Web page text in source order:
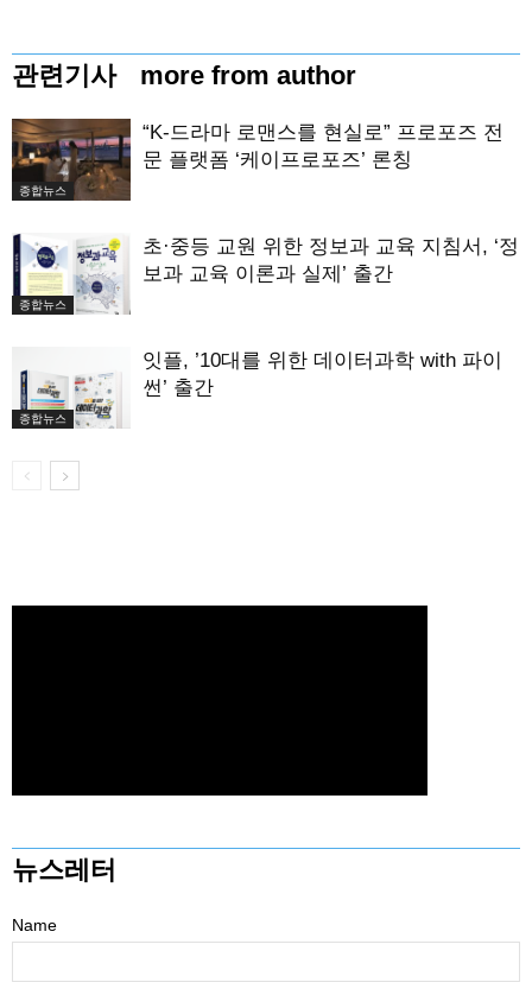
관련기사 more from author
종합뉴스
“K-드라마 로맨스를 현실로” 프로포즈 전
문 플랫폼 ‘케이프로포즈’ 론칭
종합뉴스
초·중등 교원 위한 정보과 교육 지침서, ‘정
보과 교육 이론과 실제’ 출간
종합뉴스
잇플, ’10대를 위한 데이터과학 with 파이
썬’ 출간
뉴스레터
Name